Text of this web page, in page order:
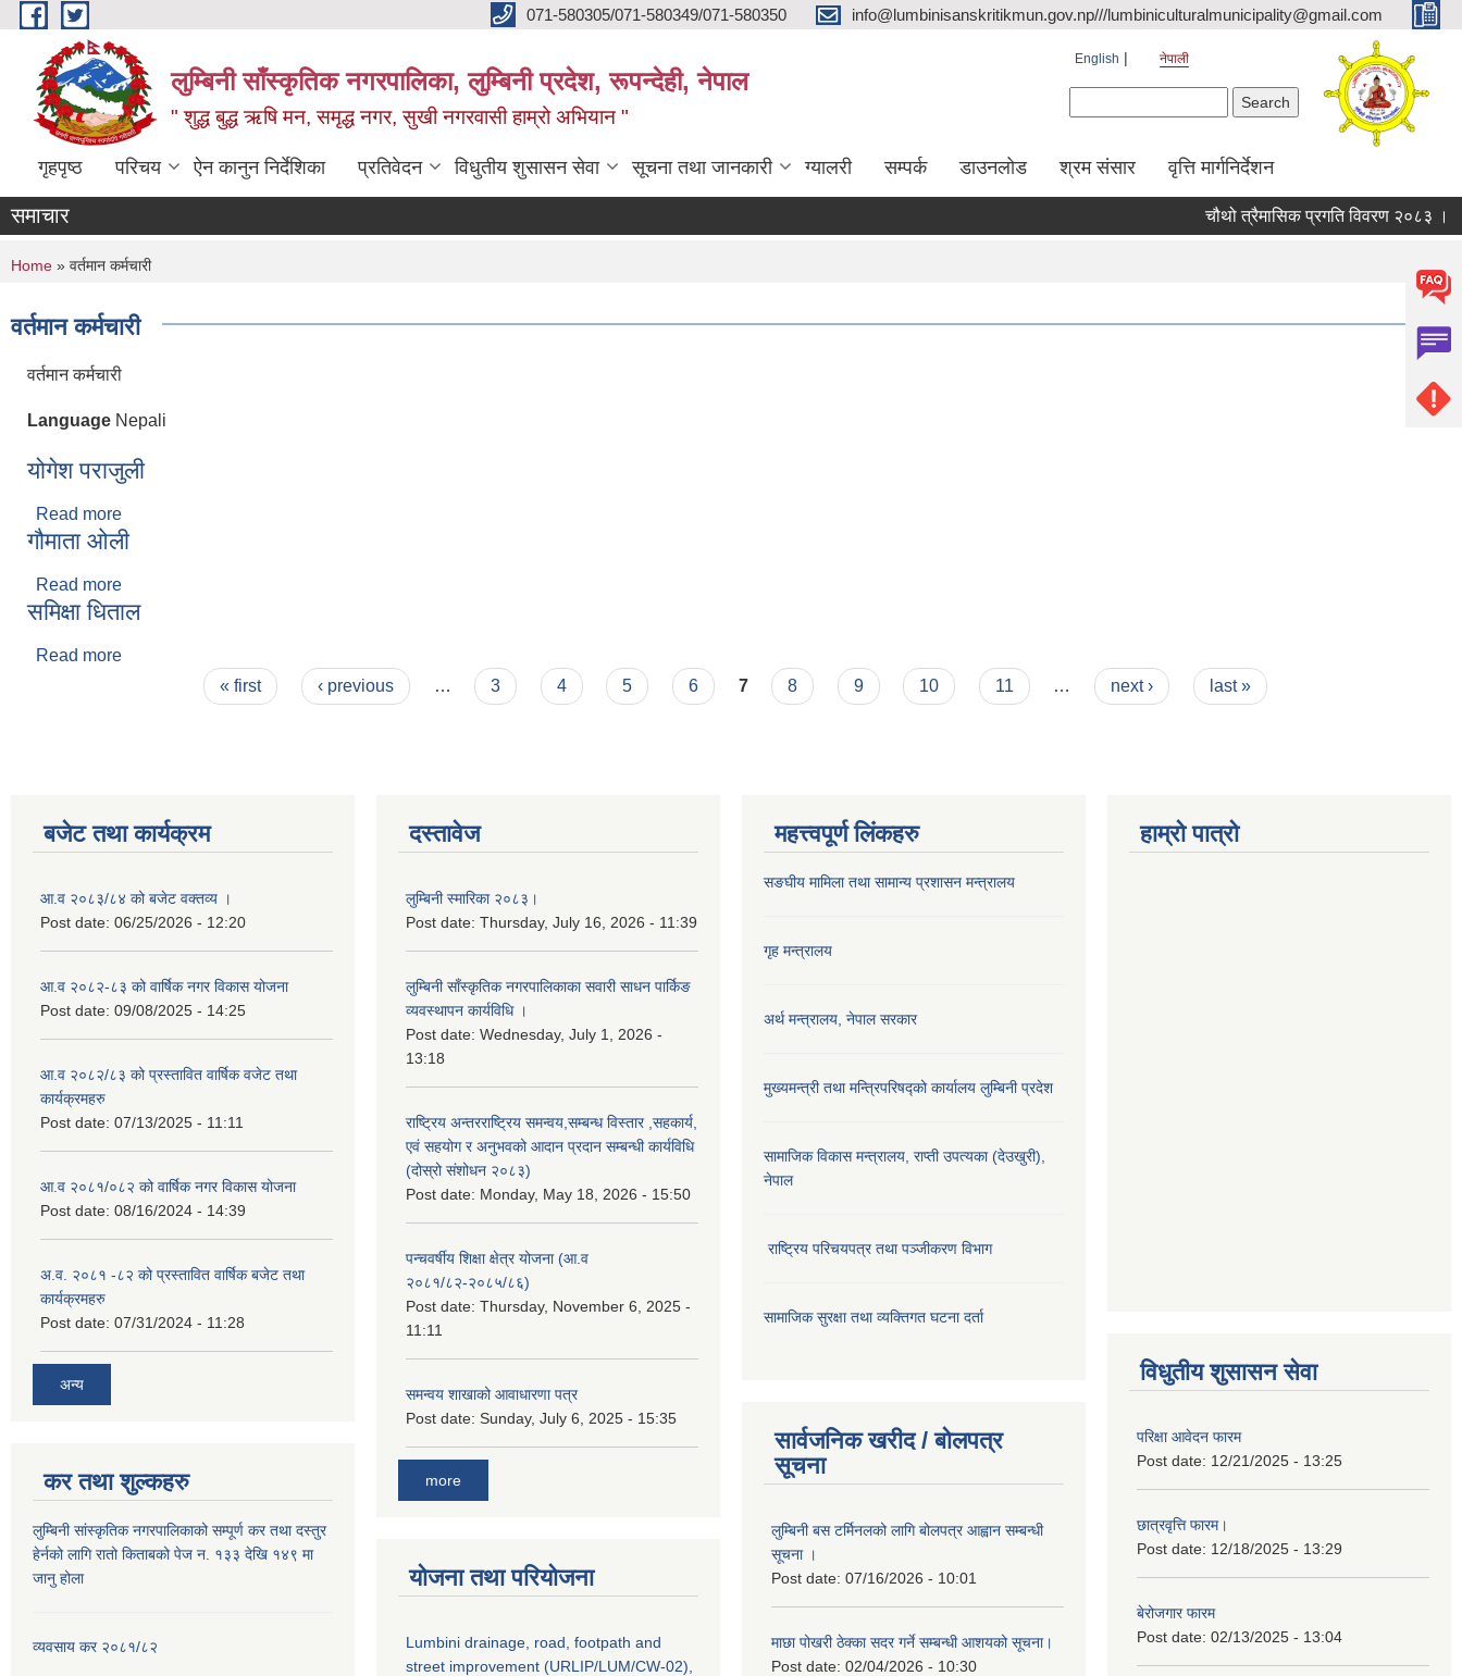
Skip to main content 071-580305/071-580349/071-580350 info@lumbinisanskritikmun.gov.np///lumbiniculturalmunicipality@gmail.com
लुम्बिनी साँस्कृतिक नगरपालिका, लुम्बिनी प्रदेश, रूपन्देही, नेपाल
" शुद्ध बुद्ध ऋषि मन, समृद्ध नगर, सुखी नगरवासी हाम्रो अभियान "
English नेपाली
गृहपृष्ठ परिचय ऐन कानुन निर्देशिका प्रतिवेदन विधुतीय शुसासन सेवा सूचना तथा जानकारी ग्यालरी सम्पर्क डाउनलोड श्रम संसार वृत्ति मार्गनिर्देशन
समाचार चौथो त्रैमासिक प्रगति विवरण २०८३ ।
You are here
Home » वर्तमान कर्मचारी
वर्तमान कर्मचारी
वर्तमान कर्मचारी
Language Nepali
योगेश पराजुली
Read more
गौमाता ओली
Read more
समिक्षा धिताल
Read more
« first ‹ previous … 3 4 5 6 7 8 9 10 11 … next › last »
बजेट तथा कार्यक्रम
आ.व २०८३/८४ को बजेट वक्तव्य ।
Post date: 06/25/2026 - 12:20
आ.व २०८२-८३ को वार्षिक नगर विकास योजना
Post date: 09/08/2025 - 14:25
आ.व २०८२/८३ को प्रस्तावित वार्षिक वजेट तथा
कार्यक्रमहरु
Post date: 07/13/2025 - 11:11
आ.व २०८१/०८२ को वार्षिक नगर विकास योजना
Post date: 08/16/2024 - 14:39
अ.व. २०८१ -८२ को प्रस्तावित वार्षिक बजेट तथा
कार्यक्रमहरु
Post date: 07/31/2024 - 11:28
अन्य
कर तथा शुल्कहरु
लुम्बिनी सांस्कृतिक नगरपालिकाको सम्पूर्ण कर तथा दस्तुर
हेर्नको लागि रातो किताबको पेज न. १३३ देखि १४९ मा
जानु होला
व्यवसाय कर २०८१/८२
दस्तावेज
लुम्बिनी स्मारिका २०८३।
Post date: Thursday, July 16, 2026 - 11:39
लुम्बिनी साँस्कृतिक नगरपालिकाका सवारी साधन पार्किङ
व्यवस्थापन कार्यविधि ।
Post date: Wednesday, July 1, 2026 -
13:18
राष्ट्रिय अन्तरराष्ट्रिय समन्वय,सम्बन्ध विस्तार ,सहकार्य,
एवं सहयोग र अनुभवको आदान प्रदान सम्बन्धी कार्यविधि
(दोस्रो संशोधन २०८३)
Post date: Monday, May 18, 2026 - 15:50
पन्चवर्षीय शिक्षा क्षेत्र योजना (आ.व
२०८१/८२-२०८५/८६)
Post date: Thursday, November 6, 2025 -
11:11
समन्वय शाखाको आवाधारणा पत्र
Post date: Sunday, July 6, 2025 - 15:35
more
योजना तथा परियोजना
Lumbini drainage, road, footpath and
street improvement (URLIP/LUM/CW-02),
महत्त्वपूर्ण लिंकहरु
सङघीय मामिला तथा सामान्य प्रशासन मन्‍त्रालय
गृह मन्त्रालय
अर्थ मन्त्रालय, नेपाल सरकार
मुख्यमन्त्री तथा मन्त्रिपरिषद्को कार्यालय लुम्बिनी प्रदेश
सामाजिक विकास मन्‍‍त्रालय, राप्ती उपत्यका (देउखुरी),
नेपाल
राष्ट्रिय परिचयपत्र तथा पञ्जीकरण विभाग
सामाजिक सुरक्षा तथा व्यक्तिगत घटना दर्ता
सार्वजनिक खरीद / बोलपत्र
सूचना
लुम्बिनी बस टर्मिनलको लागि बोलपत्र आह्वान सम्बन्धी
सूचना ।
Post date: 07/16/2026 - 10:01
माछा पोखरी ठेक्का सदर गर्ने सम्बन्धी आशयको सूचना।
Post date: 02/04/2026 - 10:30
हाम्रो पात्रो
विधुतीय शुसासन सेवा
परिक्षा आवेदन फारम
Post date: 12/21/2025 - 13:25
छात्रवृत्ति फारम।
Post date: 12/18/2025 - 13:29
बेरोजगार फारम
Post date: 02/13/2025 - 13:04